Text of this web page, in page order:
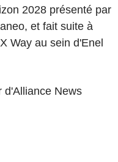
2028 présenté par
et fait suite à
Way au sein d'Enel
d'Alliance News